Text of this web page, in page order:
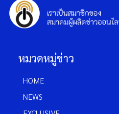
หมวดหมู่ข่าว
HOME
NEWS